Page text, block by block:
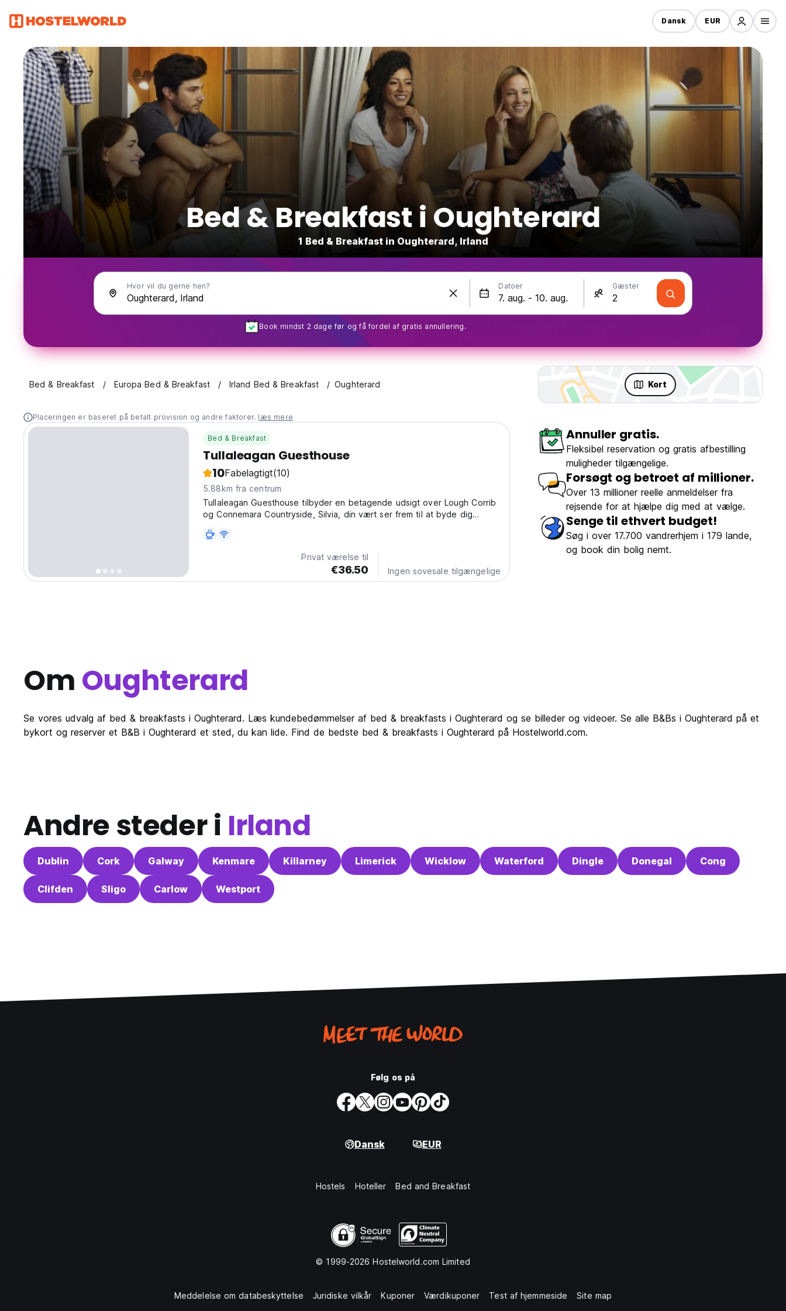
Dansk EUR
Bed & Breakfast i Oughterard
1 Bed & Breakfast in Oughterard, Irland
Hvor vil du gerne hen? Datoer Gæster
Book mindst 2 dage før og få fordel af gratis annullering.
Bed & Breakfast Europa Bed & Breakfast Irland Bed & Breakfast Oughterard Kort
Placeringen er baseret på betalt provision og andre faktorer. læs mere
Bed & Breakfast
Tullaleagan Guesthouse
10Fabelagtigt(10)
5.88km fra centrum
Tullaleagan Guesthouse tilbyder en betagende udsigt over Lough Corrib
og Connemara Countryside, Silvia, din vært ser frem til at byde dig
Privat værelse til
€36.50 Ingen sovesale tilgængelige
Annuller gratis.
Fleksibel reservation og gratis afbestilling
muligheder tilgængelige.
Forsøgt og betroet af millioner.
Over 13 millioner reelle anmeldelser fra
rejsende for at hjælpe dig med at vælge.
Senge til ethvert budget!
Søg i over 17.700 vandrerhjem i 179 lande,
og book din bolig nemt.
Om Oughterard
Se vores udvalg af bed & breakfasts i Oughterard. Læs kundebedømmelser af bed & breakfasts i Oughterard og se billeder og videoer. Se alle B&Bs i Oughterard på et
bykort og reserver et B&B i Oughterard et sted, du kan lide. Find de bedste bed & breakfasts i Oughterard på Hostelworld.com.
Andre steder i Irland
Dublin Cork Galway Kenmare Killarney Limerick Wicklow Waterford Dingle Donegal Cong
Clifden Sligo Carlow Westport
Følg os på
Dansk EUR
Hostels Hoteller Bed and Breakfast
© 1999-2026 Hostelworld.com Limited
Meddelelse om databeskyttelse Juridiske vilkår Kuponer Værdikuponer Test af hjemmeside Site map